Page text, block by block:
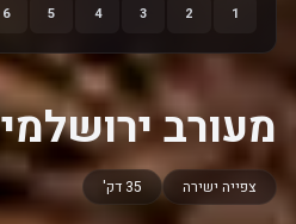
1
2
3
4
5
6
מעורב ירושלמי
צפייה ישירה 35 דק'